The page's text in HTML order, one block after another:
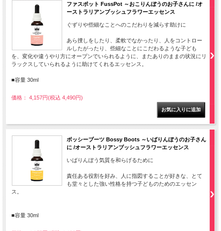
ファスポット FussPot ～おこりんぼうのお子さんに /オ
ーストラリアンブッシュフラワーエッセンス
ぐずりや些細なことへのこだわりを減らす助けに
あら捜しをしたり、柔軟でなかったり、人をコントロー
ルしたがったり、些細なことにこだわるような子ども
を、変化や違うやり方にオープンでいられるように、またありのままの状況にリ
ラックスしていられるように助けてくれるエッセンス。
■容量 30ml
価格： 4,157円(税込 4,490円)
ボッシーブーツ Bossy Boots ～いばりんぼうのお子さん
に /オーストラリアンブッシュフラワーエッセンス
いばりんぼう気質を和らげるために
責任ある役割を好み、人に指図することが好きな、とて
も堂々とした強い性格を持つ子どものためのエッセン
ス。
■容量 30ml